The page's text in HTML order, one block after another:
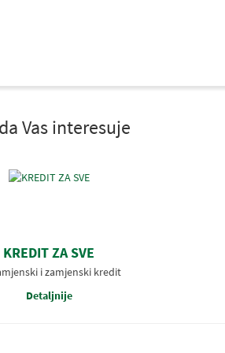
Vas interesuje
KREDIT ZA SVE
i zamjenski kredit
Detaljnije